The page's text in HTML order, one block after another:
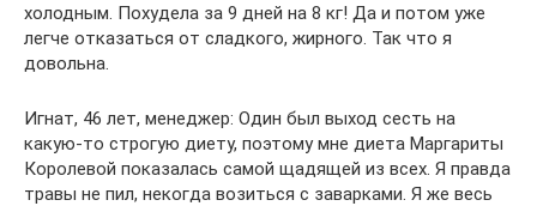
холодным. Похудела за 9 дней на 8 кг! Да и потом уже
легче отказаться от сладкого, жирного. Так что я
довольна.
Игнат, 46 лет, менеджер: Один был выход сесть на
какую-то строгую диету, поэтому мне диета Маргариты
Королевой показалась самой щадящей из всех. Я правда
травы не пил, некогда возиться с заварками. Я же весь